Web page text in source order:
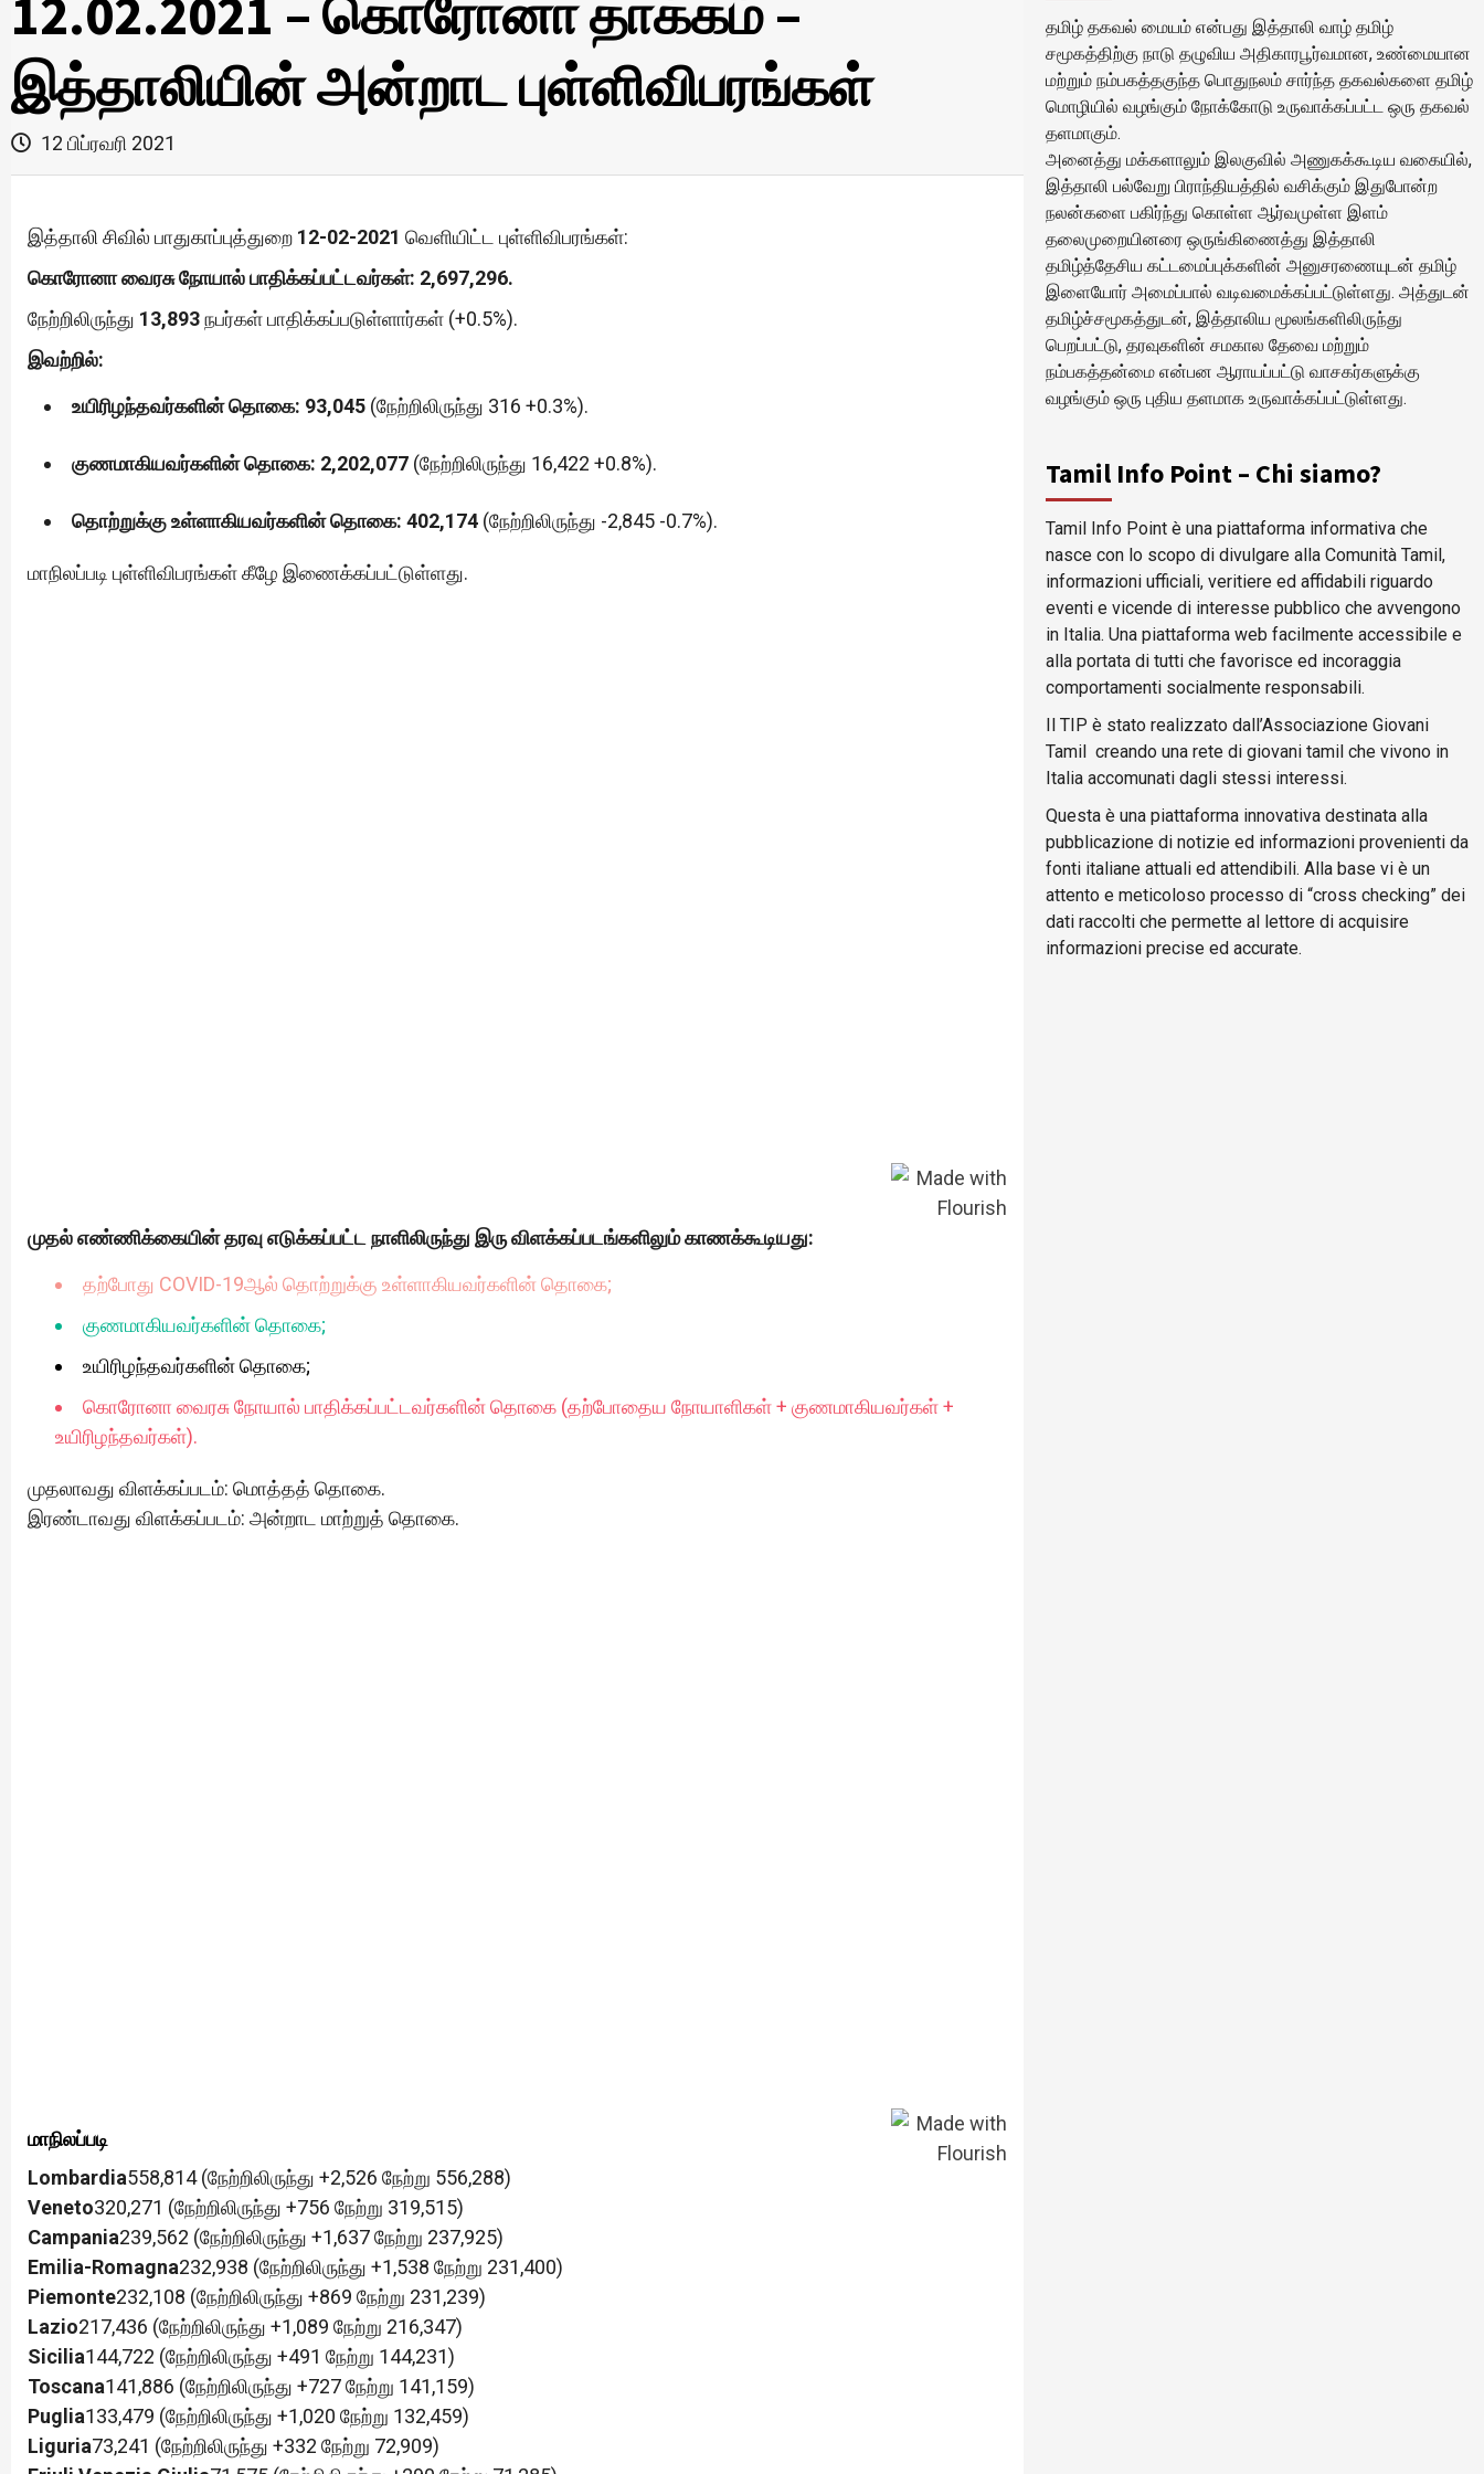
12.02.2021 – கொரோனா தாக்கம் –
இத்தாலியின் அன்றாட புள்ளிவிபரங்கள்
12 பிப்ரவரி 2021
இத்தாலி சிவில் பாதுகாப்புத்துறை 12-02-2021 வெளியிட்ட புள்ளிவிபரங்கள்:
கொரோனா வைரசு நோயால் பாதிக்கப்பட்டவர்கள்: 2,697,296.
நேற்றிலிருந்து 13,893நபர்கள் பாதிக்கப்படுள்ளார்கள் (+0.5%).
இவற்றில்:
உயிரிழந்தவர்களின் தொகை: 93,045 (நேற்றிலிருந்து 316 +0.3%).
குணமாகியவர்களின் தொகை: 2,202,077 (நேற்றிலிருந்து 16,422 +0.8%).
தொற்றுக்கு உள்ளாகியவர்களின் தொகை: 402,174 (நேற்றிலிருந்து -2,845 -0.7%).
மாநிலப்படி புள்ளிவிபரங்கள் கீழே இணைக்கப்பட்டுள்ளது.
முதல் எண்ணிக்கையின் தரவு எடுக்கப்பட்ட நாளிலிருந்து இரு விளக்கப்படங்களிலும் காணக்கூடியது:
தற்போது COVID-19ஆல் தொற்றுக்கு உள்ளாகியவர்களின் தொகை;
குணமாகியவர்களின் தொகை;
உயிரிழந்தவர்களின் தொகை;
கொரோனா வைரசு நோயால் பாதிக்கப்பட்டவர்களின் தொகை (தற்போதைய நோயாளிகள் + குணமாகியவர்கள் +
உயிரிழந்தவர்கள்).
முதலாவது விளக்கப்படம்: மொத்தத் தொகை.
இரண்டாவது விளக்கப்படம்: அன்றாட மாற்றுத் தொகை.
மாநிலப்படி
Lombardia558,814 (நேற்றிலிருந்து +2,526 நேற்று 556,288)
Veneto320,271 (நேற்றிலிருந்து +756 நேற்று 319,515)
Campania239,562 (நேற்றிலிருந்து +1,637 நேற்று 237,925)
Emilia-Romagna232,938 (நேற்றிலிருந்து +1,538 நேற்று 231,400)
Piemonte232,108 (நேற்றிலிருந்து +869 நேற்று 231,239)
Lazio217,436 (நேற்றிலிருந்து +1,089 நேற்று 216,347)
Sicilia144,722 (நேற்றிலிருந்து +491 நேற்று 144,231)
Toscana141,886 (நேற்றிலிருந்து +727 நேற்று 141,159)
Puglia133,479 (நேற்றிலிருந்து +1,020 நேற்று 132,459)
Liguria73,241 (நேற்றிலிருந்து +332 நேற்று 72,909)
தமிழ் தகவல் மையம் என்பது இத்தாலி வாழ் தமிழ்
சமூகத்திற்கு நாடு தழுவிய அதிகாரபூர்வமான, உண்மையான
மற்றும் நம்பகத்தகுந்த பொதுநலம் சார்ந்த தகவல்களை தமிழ்
மொழியில் வழங்கும் நோக்கோடு உருவாக்கப்பட்ட ஒரு தகவல்
தளமாகும்.
அனைத்து மக்களாலும் இலகுவில் அணுகக்கூடிய வகையில்,
இத்தாலி பல்வேறு பிராந்தியத்தில் வசிக்கும் இதுபோன்ற
நலன்களை பகிர்ந்து கொள்ள ஆர்வமுள்ள இளம்
தலைமுறையினரை ஒருங்கிணைத்து இத்தாலி
தமிழ்த்தேசிய கட்டமைப்புக்களின் அனுசரணையுடன் தமிழ்
இளையோர் அமைப்பால் வடிவமைக்கப்பட்டுள்ளது. அத்துடன்
தமிழ்ச்சமூகத்துடன், இத்தாலிய மூலங்களிலிருந்து
பெறப்பட்டு, தரவுகளின் சமகால தேவை மற்றும்
நம்பகத்தன்மை என்பன ஆராயப்பட்டு வாசகர்களுக்கு
வழங்கும் ஒரு புதிய தளமாக உருவாக்கப்பட்டுள்ளது.
Tamil Info Point – Chi siamo?
Tamil Info Point è una piattaforma informativa che
nasce con lo scopo di divulgare alla Comunità Tamil,
informazioni ufficiali, veritiere ed affidabili riguardo
eventi e vicende di interesse pubblico che avvengono
in Italia. Una piattaforma web facilmente accessibile e
alla portata di tutti che favorisce ed incoraggia
comportamenti socialmente responsabili.
Il TIP è stato realizzato dall’Associazione Giovani
Tamil creando una rete di giovani tamil che vivono in
Italia accomunati dagli stessi interessi.
Questa è una piattaforma innovativa destinata alla
pubblicazione di notizie ed informazioni provenienti da
fonti italiane attuali ed attendibili. Alla base vi è un
attento e meticoloso processo di “cross checking” dei
dati raccolti che permette al lettore di acquisire
informazioni precise ed accurate.